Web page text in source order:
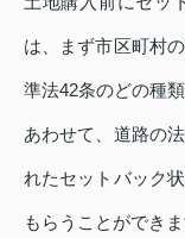
は、まず市区町村
準法42条のどの種
あわせて、道路の
れたセットバック
もらうことができま